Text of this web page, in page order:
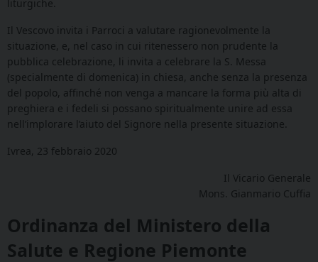
liturgiche.
Il Vescovo invita i Parroci a valutare ragionevolmente la
situazione, e, nel caso in cui ritenessero non prudente la
pubblica celebrazione, li invita a celebrare la S. Messa
(specialmente di domenica) in chiesa, anche senza la presenza
del popolo, affinché non venga a mancare la forma più alta di
preghiera e i fedeli si possano spiritualmente unire ad essa
nell’implorare l’aiuto del Signore nella presente situazione.
Ivrea, 23 febbraio 2020
Il Vicario Generale
Mons. Gianmario Cuffia
Ordinanza del Ministero della
Salute e Regione Piemonte